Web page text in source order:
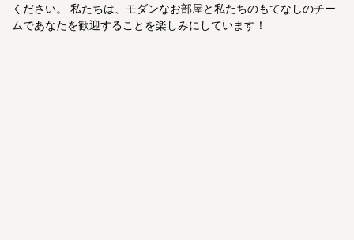
ください。 私たちは、モダンなお部屋と私たちのもてなしのチー
ムであなたを歓迎することを楽しみにしています！